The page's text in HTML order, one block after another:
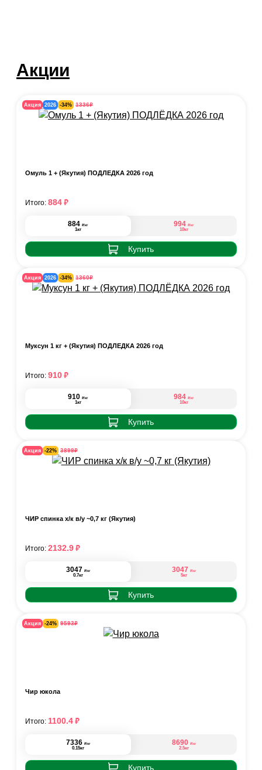
Акции
Акция 2026 -34% 1336₽
Омуль 1 + (Якутия) ПОДЛЁДКА 2026 год
884 ₽/кг
1кг
994 ₽/кг
10кг
Купить
Итого: 884₽
Акция 2026 -34% 1360₽
Муксун 1 кг + (Якутия) ПОДЛЁДКА 2026 год
910 ₽/кг
1кг
984 ₽/кг
10кг
Купить
Итого: 910₽
Акция -22% 3899₽
ЧИР спинка х/к в/у ~0,7 кг (Якутия)
3047 ₽/кг
0.7кг
3047 ₽/кг
5кг
Купить
Итого: 2132.9₽
Акция -24% 9593₽
Чир юкола
7336 ₽/кг
0.15кг
8690 ₽/кг
2.5кг
Купить
Итого: 1100.4₽